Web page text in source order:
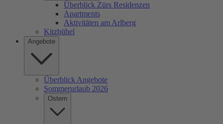
Überblick Zürs Residenzen
Apartments
Aktivitäten am Arlberg
Kitzbühel
Angebote
Überblick Angebote
Sommerurlaub 2026
Ostern